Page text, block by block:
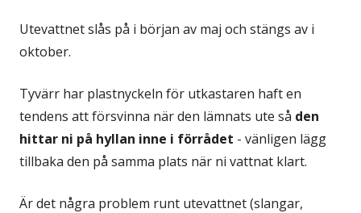
Utevattnet slås på i början av maj och stängs av i
oktober.
Tyvärr har plastnyckeln för utkastaren haft en
tendens att försvinna när den lämnats ute så den
hittar ni på hyllan inne i förrådet - vänligen lägg
tillbaka den på samma plats när ni vattnat klart.
Är det några problem runt utevattnet (slangar,